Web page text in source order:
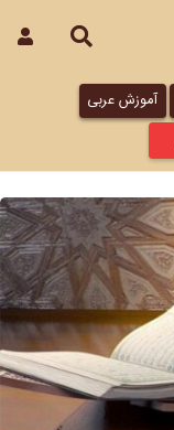
آموزش عربی